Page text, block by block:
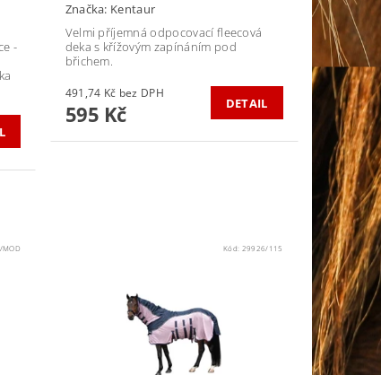
-
Značka: Kentaur
Velmi příjemná odpocovací fleecová
deka s křížovým zapínáním pod
břichem.
491,74 Kč bez DPH
595 Kč DETAIL
Kód: 29926/115